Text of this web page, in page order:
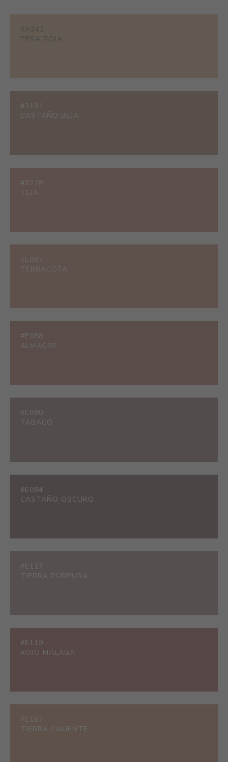
#A343
PERA ROJA
#2131
CASTAÑO BEJA
#3228
TEJA
#E087
TERRACOTA
#E088
ALMAGRE
#E090
TABACO
#E094
CASTAÑO OSCURO
#E117
TIERRA PÚRPURA
#E119
ROJO MÁLAGA
#E197
TIERRA CALIENTE